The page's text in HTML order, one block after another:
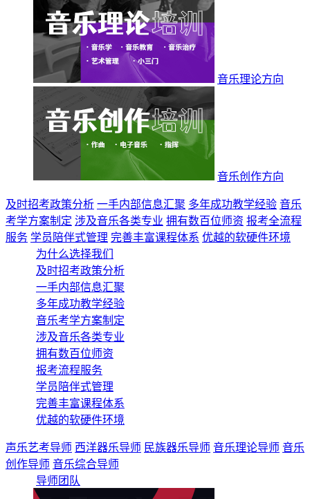
音乐理论方向
音乐创作方向
及时招考政策分析 一手内部信息汇聚 多年成功教学经验 音乐
考学方案制定 涉及音乐各类专业 拥有数百位师资 报考全流程
服务 学员陪伴式管理 完善丰富课程体系 优越的软硬件环境
为什么选择我们
及时招考政策分析
一手内部信息汇聚
多年成功教学经验
音乐考学方案制定
涉及音乐各类专业
拥有数百位师资
报考流程服务
学员陪伴式管理
完善丰富课程体系
优越的软硬件环境
声乐艺考导师 西洋器乐导师 民族器乐导师 音乐理论导师 音乐
创作导师 音乐综合导师
导师团队